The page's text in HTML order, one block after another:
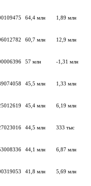
64,4 млн 1,89 млн
60,7 млн 12,9 млн
57 млн -1,31 млн
45,5 млн 1,33 млн
45,4 млн 6,19 млн
44,5 млн 333 тыс
44,1 млн 6,87 млн
41,8 млн 5,69 млн